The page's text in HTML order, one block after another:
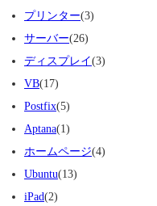
プリンター(3)
サーバー(26)
ディスプレイ(3)
VB(17)
Postfix(5)
Aptana(1)
ホームページ(4)
Ubuntu(13)
iPad(2)